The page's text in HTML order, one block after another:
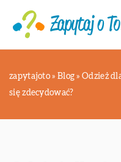
zapytajoto » Blog »Odzież
się zdecydować?